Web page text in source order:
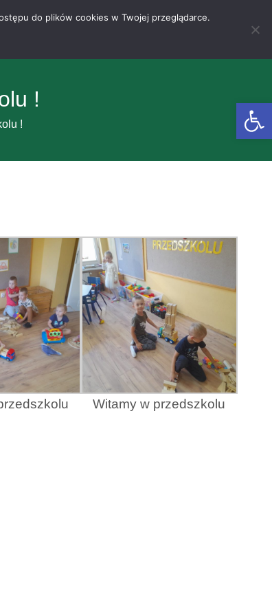
!
!
Witamy w przedszkolu
do plików cookies w Twojej przeglądarce.